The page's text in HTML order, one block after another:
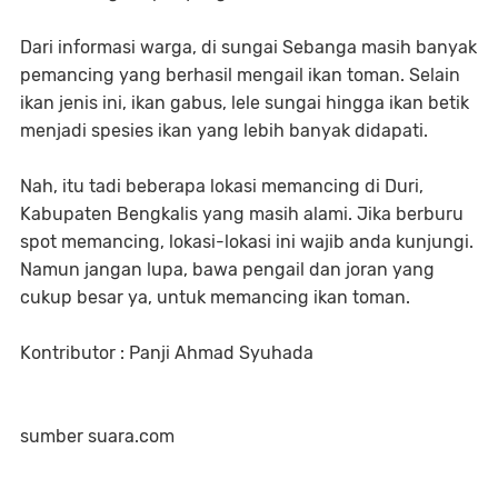
Dari informasi warga, di sungai Sebanga masih banyak
pemancing yang berhasil mengail ikan toman. Selain
ikan jenis ini, ikan gabus, lele sungai hingga ikan betik
menjadi spesies ikan yang lebih banyak didapati.
Nah, itu tadi beberapa lokasi memancing di Duri,
Kabupaten Bengkalis yang masih alami. Jika berburu
spot memancing, lokasi-lokasi ini wajib anda kunjungi.
Namun jangan lupa, bawa pengail dan joran yang
cukup besar ya, untuk memancing ikan toman.
Kontributor : Panji Ahmad Syuhada
sumber suara.com